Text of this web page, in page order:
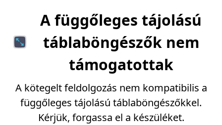
A függőleges tájolású
táblaböngészők nem
támogatottak
A kötegelt feldolgozás nem kompatibilis a
függőleges tájolású táblaböngészőkkel.
Kérjük, forgassa el a készüléket.